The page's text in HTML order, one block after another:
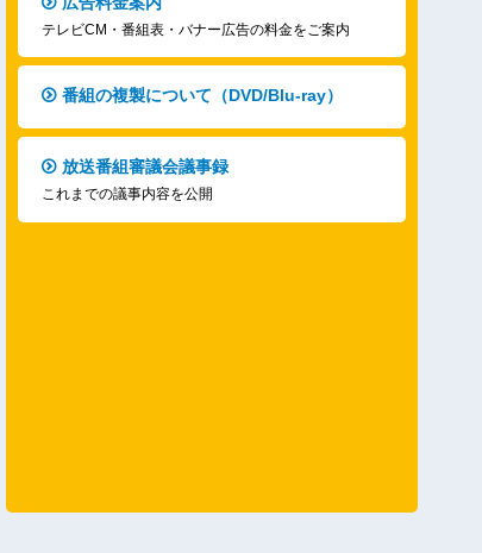
テレビCM・番組表・バナー広告の料金をご案内
番組の複製について（DVD/Blu-ray）
放送番組審議会議事録
これまでの議事内容を公開